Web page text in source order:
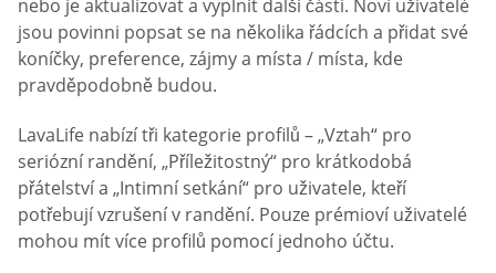
nebo je aktualizovat a vyplnit další části. Noví uživatelé
jsou povinni popsat se na několika řádcích a přidat své
koníčky, preference, zájmy a místa / místa, kde
pravděpodobně budou.
LavaLife nabízí tři kategorie profilů – „Vztah“ pro
seriózní randění, „Příležitostný“ pro krátkodobá
přátelství a „Intimní setkání“ pro uživatele, kteří
potřebují vzrušení v randění. Pouze prémioví uživatelé
mohou mít více profilů pomocí jednoho účtu.